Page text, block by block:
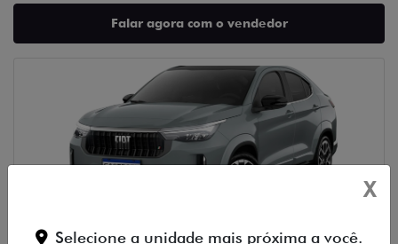
Falar agora com o vendedor
FIAT FASTBACK 1.3 TURBO 270 FLEX LIMITED EDITION
X
Selecione a unidade mais próxima a você.